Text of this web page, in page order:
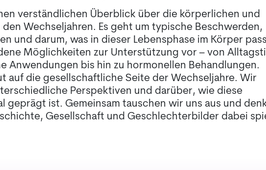
verständlichen Überblick über die körperlichen und
Wechseljahren. Es geht um typische Beschwerden,
und darum, was in dieser Lebensphase im Körper
Möglichkeiten zur Unterstützung vor – von
Anwendungen bis hin zu hormonellen Behandlungen.
auf die gesellschaftliche Seite der Wechseljahre. Wir
Perspektiven und darüber, wie diese
geprägt ist. Gemeinsam tauschen wir uns aus und
Gesellschaft und Geschlechterbilder dabei